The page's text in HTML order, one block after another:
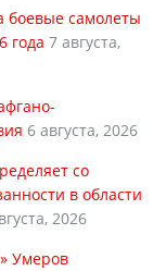
боевые самолеты
года 7 августа,
6 августа, 2026
со
в области
2026
Умеров